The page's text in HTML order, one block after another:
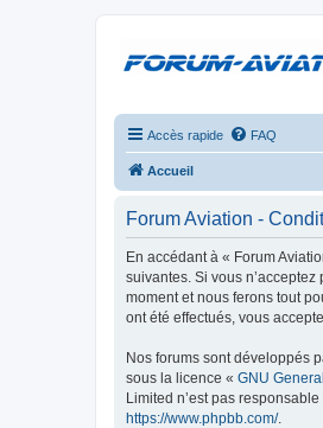
Accès rapide FAQ
Accueil
Forum Aviation -
En accédant à « Forum
suivantes. Si vous
moment et nous ferons tout
ont été effectués, vous
Nos forums sont développés
sous la licence « GNU
Limited n’est pas
https://www.phpbb.com/.